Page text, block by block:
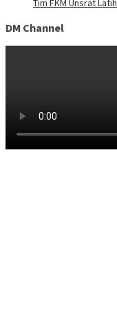
Tim FKM Unsrat
DM Channel